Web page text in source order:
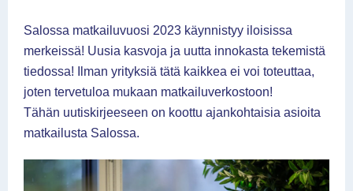
Salossa matkailuvuosi 2023 käynnistyy iloisissa
merkeissä! Uusia kasvoja ja uutta innokasta tekemistä
tiedossa! Ilman yrityksiä tätä kaikkea ei voi toteuttaa,
joten tervetuloa mukaan matkailuverkostoon!
Tähän uutiskirjeeseen on koottu ajankohtaisia asioita
matkailusta Salossa.